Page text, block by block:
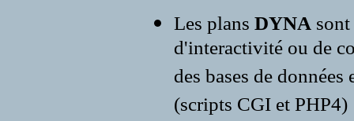
Les plans DYNA
d'interactivité ou de
des bases de
(scripts CGI et PHP4)